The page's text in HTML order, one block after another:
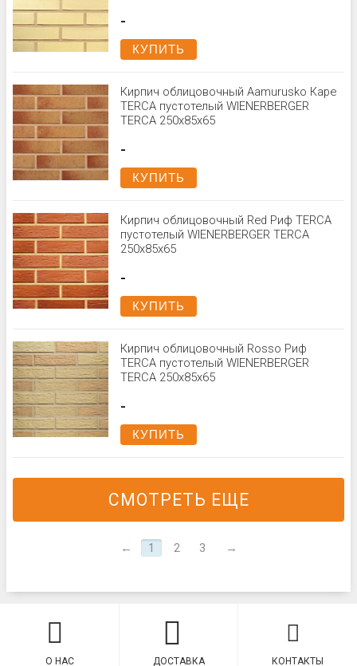
-
КУПИТЬ
Кирпич облицовочный Aamurusko Каре
TERCA пустотелый WIENERBERGER
TERCA 250x85x65
-
КУПИТЬ
Кирпич облицовочный Red Риф TERCA
пустотелый WIENERBERGER TERCA
250x85x65
-
КУПИТЬ
Кирпич облицовочный Rosso Риф
TERCA пустотелый WIENERBERGER
TERCA 250x85x65
-
КУПИТЬ
СМОТРЕТЬ ЕЩЕ
← 1 2 3 →
О НАС ДОСТАВКА КОНТАКТЫ